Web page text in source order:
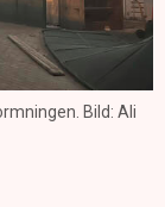
Bild: Ali